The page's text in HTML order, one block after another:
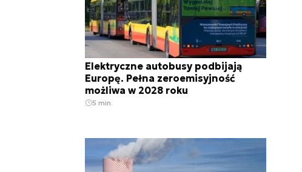
Elektryczne autobusy podbijają
Europę. Pełna zeroemisyjność
możliwa w 2028 roku
5 min.